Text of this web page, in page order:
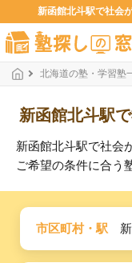
新函館北斗駅で社会
北海道の塾・学習塾
新函館北斗駅
新函館北斗駅で社会
ご希望の条件に合う
市区町村・駅